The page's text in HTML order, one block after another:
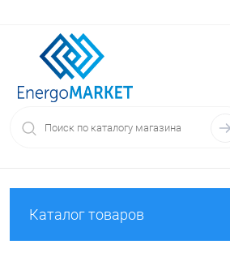
Каталог товаров